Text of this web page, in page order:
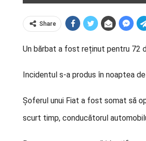
Share
Un bărbat a fost reținut pentru 72
Incidentul s-a produs în noaptea
Șoferul unui Fiat a fost somat să
scurt timp, conducătorul